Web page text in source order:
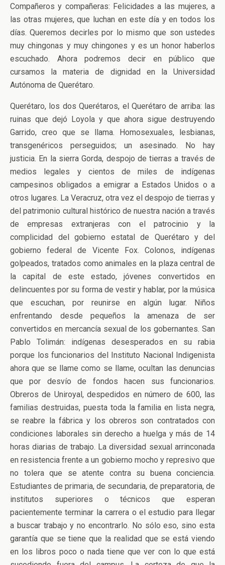
Compañeros y compañeras: Felicidades a las mujeres, a
las otras mujeres, que luchan en este día y en todos los
días. Queremos decirles por lo mismo que son ustedes
muy chingonas y muy chingones y es un honor haberlos
escuchado. Ahora podremos decir en público que
cursamos la materia de dignidad en la Universidad
Autónoma de Querétaro.
Querétaro, los dos Querétaros, el Querétaro de arriba: las
ruinas que dejó Loyola y que ahora sigue destruyendo
Garrido, creo que se llama. Homosexuales, lesbianas,
transgenéricos perseguidos; un asesinado. No hay
justicia. En la sierra Gorda, despojo de tierras a través de
medios legales y cientos de miles de indígenas
campesinos obligados a emigrar a Estados Unidos o a
otros lugares. La Veracruz, otra vez el despojo de tierras y
del patrimonio cultural histórico de nuestra nación a través
de empresas extranjeras con el patrocinio y la
complicidad del gobierno estatal de Querétaro y del
gobierno federal de Vicente Fox. Colonos, indígenas
golpeados, tratados como animales en la plaza central de
la capital de este estado, jóvenes convertidos en
delincuentes por su forma de vestir y hablar, por la música
que escuchan, por reunirse en algún lugar. Niños
enfrentando desde pequeños la amenaza de ser
convertidos en mercancía sexual de los gobernantes. San
Pablo Tolimán: indígenas desesperados en su rabia
porque los funcionarios del Instituto Nacional Indigenista
ahora que se llame como se llame, ocultan las denuncias
que por desvío de fondos hacen sus funcionarios.
Obreros de Uniroyal, despedidos en número de 600, las
familias destruidas, puesta toda la familia en lista negra,
se reabre la fábrica y los obreros son contratados con
condiciones laborales sin derecho a huelga y más de 14
horas diarias de trabajo. La diversidad sexual arrinconada
en resistencia frente a un gobierno mocho y represivo que
no tolera que se atente contra su buena conciencia.
Estudiantes de primaria, de secundaria, de preparatoria, de
institutos superiores o técnicos que esperan
pacientemente terminar la carrera o el estudio para llegar
a buscar trabajo y no encontrarlo. No sólo eso, sino esta
garantía que se tiene que la realidad que se está viendo
en los libros poco o nada tiene que ver con lo que está